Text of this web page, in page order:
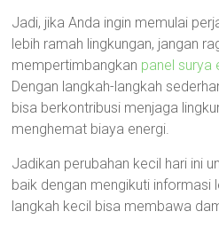
Jadi, jika Anda ingin memulai
lebih ramah lingkungan, jangan
mempertimbangkan panel surya
Dengan langkah-langkah
bisa berkontribusi menjaga
menghemat biaya energi.
Jadikan perubahan kecil hari ini
baik dengan mengikuti informasi
langkah kecil bisa membawa